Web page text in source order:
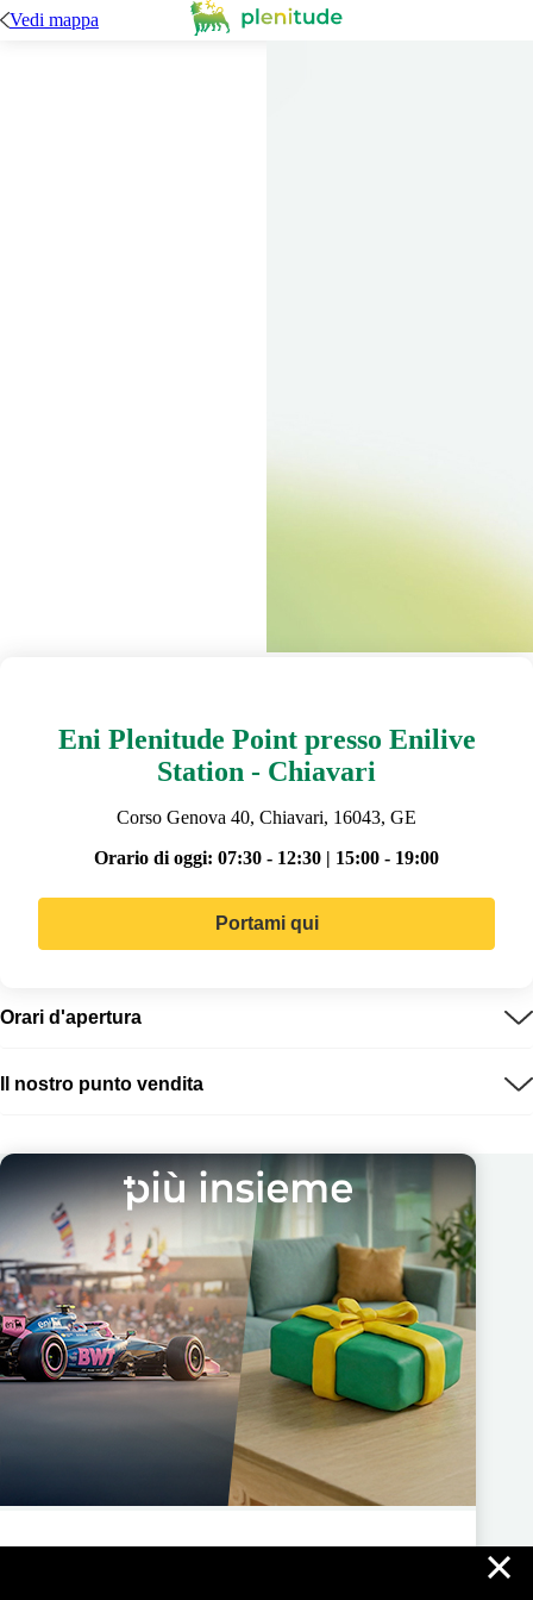
×
Vedi mappa
Eni Plenitude Point presso Enilive
Station - Chiavari
Corso Genova 40, Chiavari, 16043, GE
Orario di oggi: 07:30 - 12:30 | 15:00 - 19:00
Portami qui
Orari d'apertura
Il nostro punto vendita